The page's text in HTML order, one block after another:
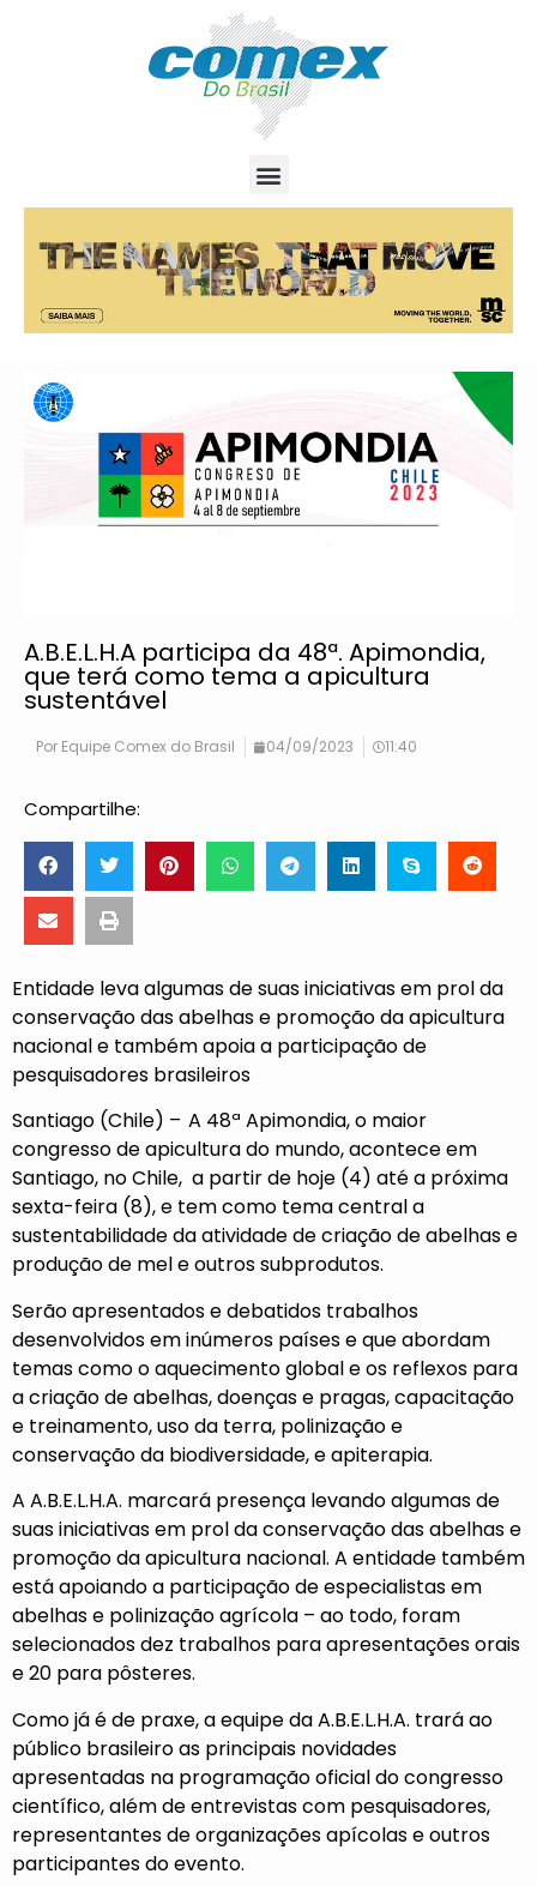
A.B.E.L.H.A participa da 48ª. Apimondia,
que terá como tema a apicultura
sustentável
Por Equipe Comex do Brasil 04/09/2023 11:40
Compartilhe:
Entidade leva algumas de suas iniciativas em prol da
conservação das abelhas e promoção da apicultura
nacional e também apoia a participação de
pesquisadores brasileiros
Santiago (Chile) – A 48ª Apimondia, o maior
congresso de apicultura do mundo, acontece em
Santiago, no Chile, a partir de hoje (4) até a próxima
sexta-feira (8), e tem como tema central a
sustentabilidade da atividade de criação de abelhas e
produção de mel e outros subprodutos.
Serão apresentados e debatidos trabalhos
desenvolvidos em inúmeros países e que abordam
temas como o aquecimento global e os reflexos para
a criação de abelhas, doenças e pragas, capacitação
e treinamento, uso da terra, polinização e
conservação da biodiversidade, e apiterapia.
A A.B.E.L.H.A. marcará presença levando algumas de
suas iniciativas em prol da conservação das abelhas e
promoção da apicultura nacional. A entidade também
está apoiando a participação de especialistas em
abelhas e polinização agrícola – ao todo, foram
selecionados dez trabalhos para apresentações orais
e 20 para pôsteres.
Como já é de praxe, a equipe da A.B.E.L.H.A. trará ao
público brasileiro as principais novidades
apresentadas na programação oficial do congresso
científico, além de entrevistas com pesquisadores,
representantes de organizações apícolas e outros
participantes do evento.